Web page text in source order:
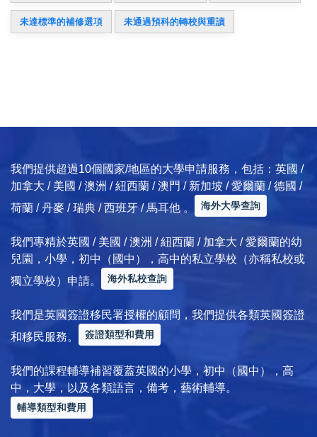
未達標準的補修選項 未通過預科的轉校與重讀
我們提供超過10個國家/地區的大學申請服務，包括：英國 /
加拿大 / 美國 / 澳洲 / 紐西蘭 / 澳門 / 新加坡 / 愛爾蘭 / 德國 /
荷蘭 / 丹麥 / 瑞典 / 西班牙 / 馬耳他 。
海外大學查詢
我們專精於英國 / 美國 / 澳洲 / 紐西蘭 / 加拿大 / 愛爾蘭的幼
兒園，小學，初中（國中），高中的私立學校（亦稱私校或
獨立學校）申請。
海外私校查詢
我們是英國簽證移民署授權的顧問，我們提供各類英國簽證
和移民服務。
簽證類型和費用
我們的課程輔導補習覆蓋英國的小學，初中（國中），高
中，大學，以及各類語言，備考，藝術輔導。
輔導類型和費用